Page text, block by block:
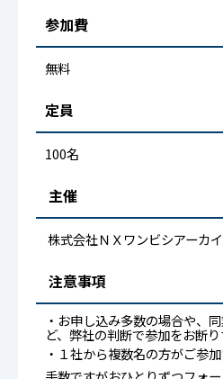
参加費
無料
定員
100名
主催
株式会社ＮＸワンビシアーカ
注意事項
・お申し込み多数の場合や、
ど、弊社の判断で参加をお断り
・１社から複数名の方がご参